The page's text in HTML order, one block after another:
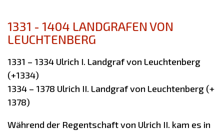
1331 - 1404 LANDGRAFEN VON
LEUCHTENBERG
1331 – 1334 Ulrich I. Landgraf von Leuchtenberg
(+1334)
1334 – 1378 Ulrich II. Landgraf von Leuchtenberg (+
1378)
Während der Regentschaft von Ulrich II. kam es in